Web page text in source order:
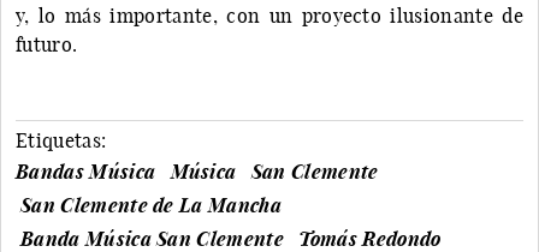
y, lo más importante, con un proyecto ilusionante de
futuro.
Etiquetas:
Bandas Música
Música
San Clemente
San Clemente de La Mancha
Banda Música San Clemente
Tomás Redondo